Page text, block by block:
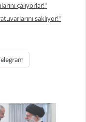
çalıyorlar!"
saklıyor!"